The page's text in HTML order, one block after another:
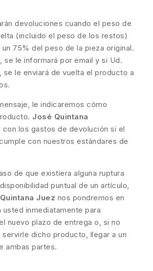
devoluciones cuando el peso de
(incluido el peso de los restos)
75% del peso de la pieza original.
se le informará por email y si Ud.
se le enviará de vuelta el producto a
le indicaremos cómo
José Quintana
con los gastos de devolución si el
con nuestros estándares de
de que existiera alguna ruptura
puntual de un artículo,
Juez nos pondremos en
inmediatamente para
nuevo plazo de entrega o, si no
dicho producto, llegar a un
ambas partes.